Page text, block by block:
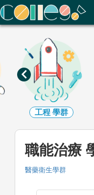
ColleGo! 大學選才與高中育
數理化學群
職能治療
醫藥衛生學群